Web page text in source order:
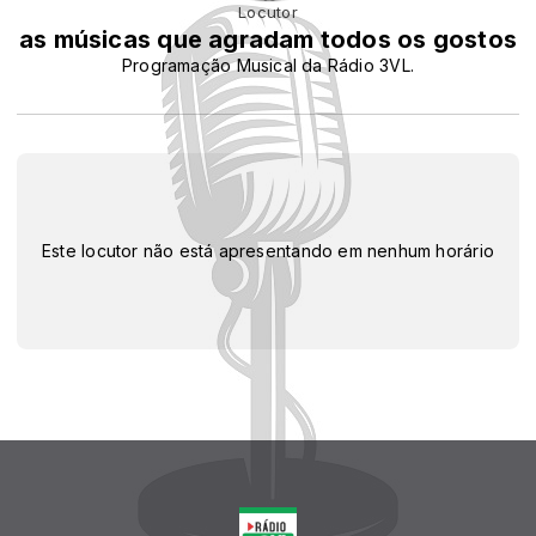
Locutor
as músicas que agradam todos os gostos
Programação Musical da Rádio 3VL.
Este locutor não está apresentando em nenhum horário